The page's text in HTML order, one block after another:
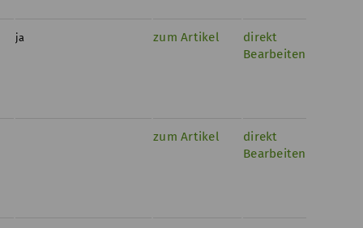
ja zum Artikel
direkt
Bearbeiten
zum Artikel
direkt
Bearbeiten